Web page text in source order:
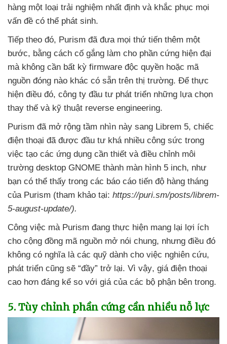
hàng một loại trải nghiệm nhất định và khắc phục mọi
vấn đề có thể phát sinh.
Tiếp theo đó, Purism đã đưa mọi thứ tiến thêm một
bước, bằng cách cố gắng làm cho phần cứng hiện đại
mà không cần bất kỳ firmware độc quyền hoặc mã
nguồn đóng nào khác có sẵn trên thị trường. Để thực
hiện điều đó, công ty đầu tư phát triển những lựa chọn
thay thế và kỹ thuật reverse engineering.
Purism đã mở rộng tầm nhìn này sang Librem 5, chiếc
điện thoại đã được đầu tư khá nhiều công sức trong
việc tạo các ứng dụng cần thiết và điều chỉnh môi
trường desktop GNOME thành màn hình 5 inch, như
bạn có thể thấy trong các báo cáo tiến độ hàng tháng
của Purism (tham khảo tại: https://puri.sm/posts/librem-
5-august-update/).
Công việc mà Purism đang thực hiện mang lại lợi ích
cho cộng đồng mã nguồn mở nói chung, nhưng điều đó
không có nghĩa là các quỹ dành cho việc nghiên cứu,
phát triển cũng sẽ “đầy” trở lại. Vì vậy, giá điện thoại
cao hơn đáng kể so với giá của các bộ phận bên trong.
5. Tùy chỉnh phần cứng cần nhiều nỗ lực